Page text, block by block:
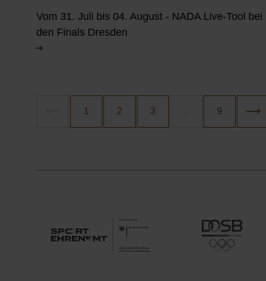
Vom 31. Juli bis 04. August - NADA Live-Tool bei
den Finals Dresden
vorherigesAktuelle Seite
1 Gehe zur Seite
2 Gehe zur Seite
3 es gibt weitere
Gehe zur
9